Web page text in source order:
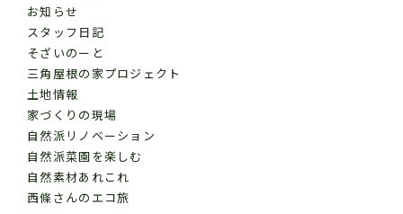
お知らせ
スタッフ日記
そざいのーと
三角屋根の家プロジェクト
土地情報
家づくりの現場
自然派リノベーション
自然派菜園を楽しむ
自然素材あれこれ
西條さんのエコ旅